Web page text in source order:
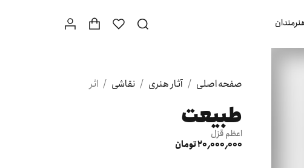
صفحه اصلی / آثار هنری / نقاشی / اثر
طبیعت
اعظم قزل
20٬000٬000 تومان